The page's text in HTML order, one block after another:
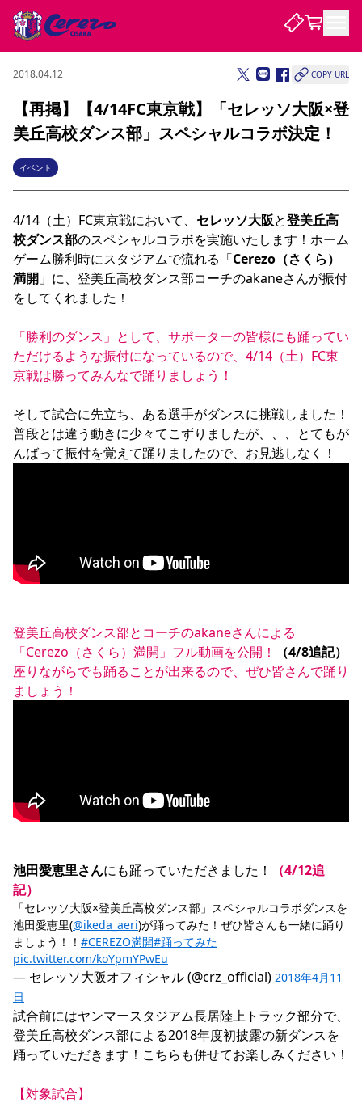
試合・チーム
試合について
試合日程 / 結果
チームについて
選手・スタッフ スケジュール メディア情報 アクセス レディース
アカデミー ハナサカプレーヤー 歴代所属選手
観戦する
チケット
チケット情報 販売スケジュール 価格・席種
購入方法
シーズンシート
法人シーズンシート 福祉サービス
団体チケット
特定興行入場券
譲渡サービス リセールサービス
観戦ガイド
初めて観戦ガイド キッズ向けサービス
スタジアム
YANMAR HANASAKA STADIUM
DAZNで観戦
アウェイツアー
クラブを知る
セレッソ大阪について
クラブ紹介 沿革 シーズン記録 求人情報
サポートする
パートナー企業募集中 セレッソ大阪VISAカード サポートスタッフ
セレッソアイデアちょうだいな
応援商店街
Lise（ライセンスビジネス）
サステナビリティポリシー SDGsのゴール インパクトレポート
活動レポート SPORT POSITIVE LEAGUES 取り組み実績
スポーツクラブ
セレッソスポーツパーク舞洲 YANMAR HANASAKA STADIUM
セレッソ大阪アカデミー
子供のサッカースクール
大人のサッカースクール その他スポーツクラブ
ファンクラブ
ファンクラブ
SAKURA SOCIO SAKURA POINT Program 招待券引換方法 先行入場
まいセレチケット
会員規定 婚姻届・出生届・命名書
ニュース
ニュース
すべて チーム グッズ チケット イベント
レディース
アカデミー
2018.04.12 COPY URL
【再掲】【4/14FC東京戦】「セレッソ大阪×登
美丘高校ダンス部」スペシャルコラボ決定！
イベント
4/14（土）FC東京戦において、 セレッソ大阪と登美丘高
校ダンス部のスペシャルコラボを実施いたします！ホーム
ゲーム勝利時にスタジアムで流れる「Cerezo（さくら）
満開 」に、登美丘高校ダンス部コーチのakaneさんが振付
をしてくれました！
「勝利のダンス」として、サポーターの皆様にも踊ってい
ただけるような振付になっているので、4/14（土）FC東
京戦は勝ってみんなで踊りましょう！
そして試合に先立ち、ある選手がダンスに挑戦しました！
普段とは違う動きに少々てこずりましたが、、、とてもが
登美丘高校ダンス部とコーチのakaneさんによる
「Cerezo（さくら）満開」フル動画を公開！
（4/8追記）
座りながらでも踊ることが出来るので、ぜひ皆さんで踊り
ましょう！
池田愛恵里さんにも踊っていただきました！
（4/12追
記）
「セレッソ大阪×登美丘高校ダンス部」スペシャルコラボダンスを
池田愛恵里(@ikeda_aeri)が踊ってみた！ぜひ皆さんも一緒に踊り
ましょう！！ #CEREZO満開#踊ってみた
pic.twitter.com/koYpmYPwEu
— セレッソ大阪オフィシャル (@crz_official) 2018年4月11
日
試合前にはヤンマースタジアム長居陸上トラック部分で、
登美丘高校ダンス部による2018年度初披露の新ダンスを
踊っていただきます！こちらも併せてお楽しみください！
【対象試合】